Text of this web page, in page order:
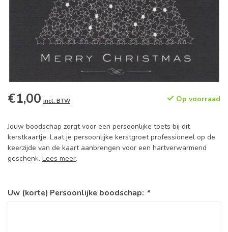
€1,00 incl. BTW Op voorraad
Jouw boodschap zorgt voor een persoonlijke toets bij dit
kerstkaartje. Laat je persoonlijke kerstgroet professioneel op de
keerzijde van de kaart aanbrengen voor een hartverwarmend
geschenk. Lees meer.
Uw (korte) Persoonlijke boodschap: *